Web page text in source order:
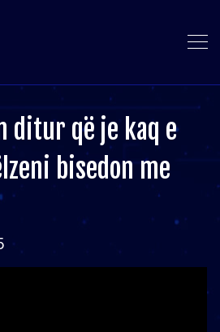
ditur që je kaq e
bisedon me